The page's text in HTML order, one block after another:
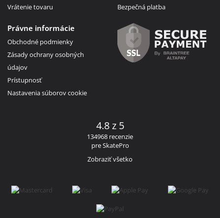
Vrátenie tovaru
Bezpečná platba
Právne informácie
Obchodné podmienky
Zásady ochrany osobných
údajov
Prístupnosť
Nastavenia súborov cookie
4.8 z 5
134968 recenzie
pre SkatePro
Zobraziť všetko